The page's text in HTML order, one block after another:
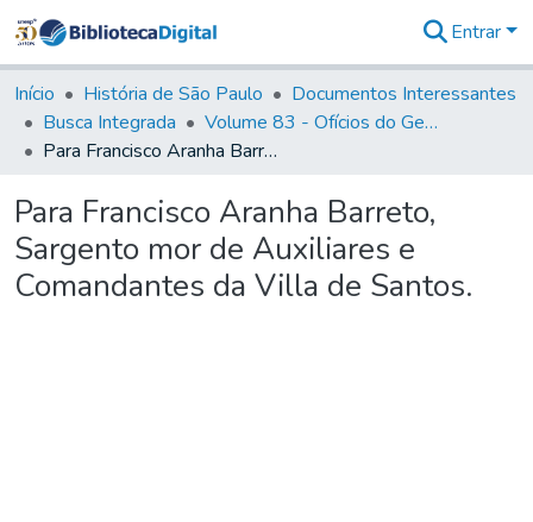
&
Coleções
Tudo na
Biblioteca
Estatísticas
Entrar
Início História de São Paulo
Documentos Interessantes
Busca Integrada
Volume 83 - Ofícios do General Martim Lopes Lobo de Saldanha (Governador da Capitania): 1780- 1782
Para Francisco Aranha Barreto, Sargento mor de Auxiliares e Comandantes da Villa de Santos.
Para Francisco Aranha Barreto,
Sargento mor de Auxiliares e
Comandantes da Villa de Santos.